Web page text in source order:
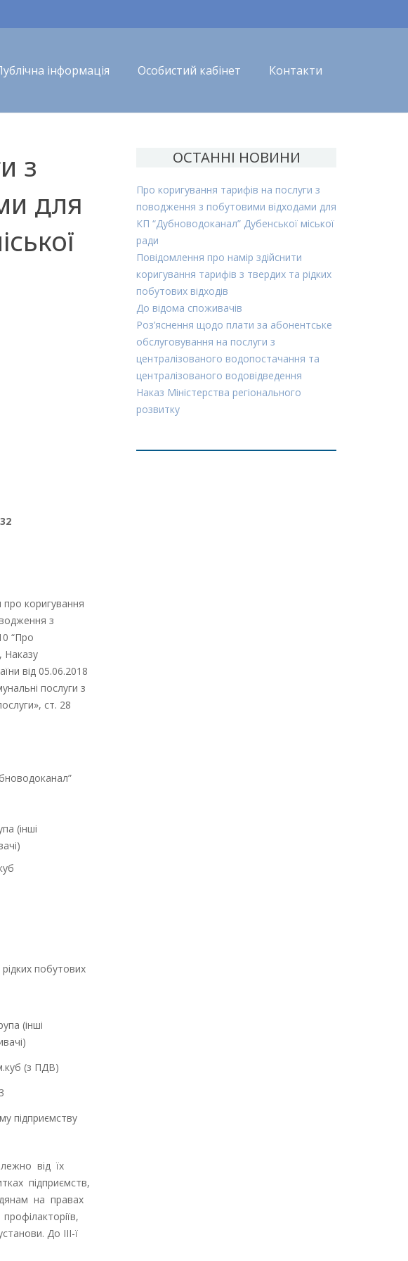
інформація Особистий кабінет Контакти
з
для
коригування
з
“Про
Наказу
від 05.06.2018
послуги з
ст. 28
(інші
побутових
(інші
(з ПДВ)
підприємству
від їх
підприємств,
на правах
До ІІІ-ї
ОСТАННІ НОВИНИ
Про коригування тарифів на послуги з
поводження з побутовими відходами для
КП “Дубноводоканал” Дубенської міської
ради
Повідомлення про намір здійснити
коригування тарифів з твердих та рідких
побутових відходів
До відома споживачів
Роз’яснення щодо плати за абонентське
обслуговування на послуги з
централізованого водопостачання та
централізованого водовідведення
Наказ Міністерства регіонального
розвитку